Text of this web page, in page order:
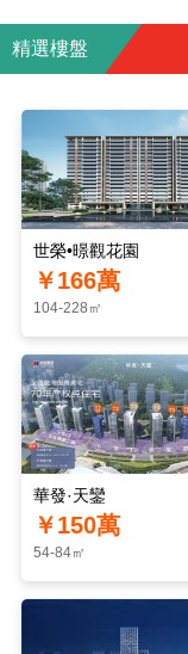
精選樓盤
世榮•暻觀花園
￥166萬
104-228㎡
華發·天鑾
￥150萬
54-84㎡